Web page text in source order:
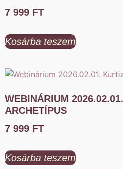
7 999 FT
Kosárba teszem
WEBINÁRIUM
ARCHETÍPUS
7 999 FT
Kosárba teszem